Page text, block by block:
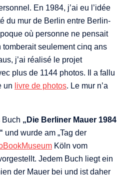
En 1984, j’ai eu l’idée
du mur de Berlin entre Berlin-
où personne ne pensait
seulement cinq ans
j’ai réalisé le projet
plus de 1144 photos. Il a fallu
un livre de photos. Le mur n’a
Buch „Die Berliner Mauer 1984
und wurde am „Tag der
Köln vom
Jedem Buch liegt ein
der Mauer bei und ist daher